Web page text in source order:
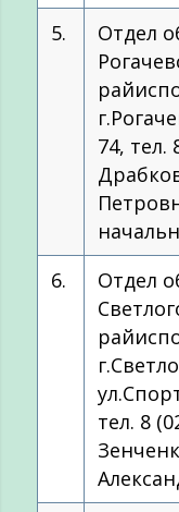
5.
Отдел
74, тел.
6.
Отдел
тел. 8